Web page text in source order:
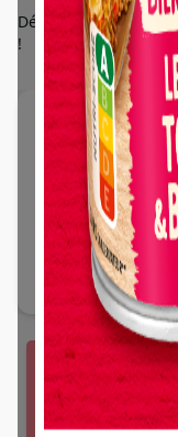
Découvrez la
!
Vous devez
Fidme
J'y vais de ce pas